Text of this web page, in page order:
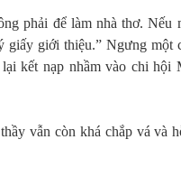
phải để làm nhà thơ. Nếu
giấy giới thiệu.” Ngưng một
kết nạp nhầm vào chi hội
vẫn còn khá chắp vá và